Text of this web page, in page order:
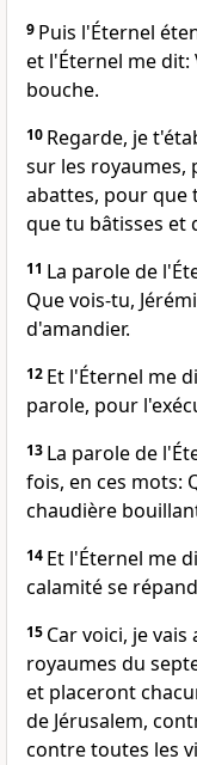
9 Puis l'Éternel
et l'Éternel me dit:
bouche.
10 Regarde, je
sur les royaumes,
abattes, pour que
que tu bâtisses et
11 La parole de
Que vois-tu,
d'amandier.
12 Et l'Éternel me
parole, pour
13 La parole de
fois, en ces mots:
chaudière
14 Et l'Éternel me
calamité se
15 Car voici, je
royaumes du
et placeront
de Jérusalem,
contre toutes les